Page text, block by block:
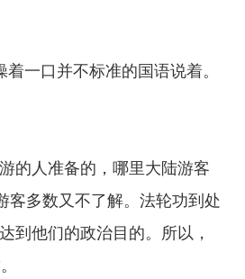
一口并不标准的国语说着。
的人准备的，哪里大陆游客
客多数又不了解。法轮功到处
到他们的政治目的。所以，